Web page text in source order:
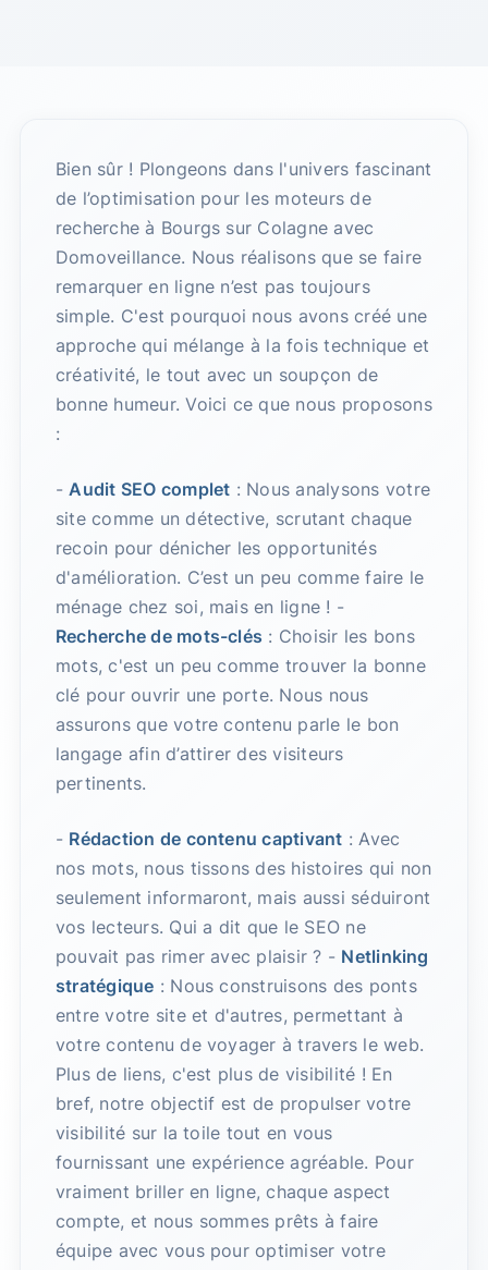
Bien sûr ! Plongeons dans l'univers fascinant
de l’optimisation pour les moteurs de
recherche à Bourgs sur Colagne avec
Domoveillance. Nous réalisons que se faire
remarquer en ligne n’est pas toujours
simple. C'est pourquoi nous avons créé une
approche qui mélange à la fois technique et
créativité, le tout avec un soupçon de
bonne humeur. Voici ce que nous proposons
:
-Audit SEO complet : Nous analysons votre
site comme un détective, scrutant chaque
recoin pour dénicher les opportunités
d'amélioration. C’est un peu comme faire le
ménage chez soi, mais en ligne ! -
Recherche de mots-clés : Choisir les bons
mots, c'est un peu comme trouver la bonne
clé pour ouvrir une porte. Nous nous
assurons que votre contenu parle le bon
langage afin d’attirer des visiteurs
pertinents.
- Rédaction de contenu captivant : Avec
nos mots, nous tissons des histoires qui non
seulement informaront, mais aussi séduiront
vos lecteurs. Qui a dit que le SEO ne
pouvait pas rimer avec plaisir ? - Netlinking
stratégique : Nous construisons des ponts
entre votre site et d'autres, permettant à
votre contenu de voyager à travers le web.
Plus de liens, c'est plus de visibilité ! En
bref, notre objectif est de propulser votre
visibilité sur la toile tout en vous
fournissant une expérience agréable. Pour
vraiment briller en ligne, chaque aspect
compte, et nous sommes prêts à faire
équipe avec vous pour optimiser votre